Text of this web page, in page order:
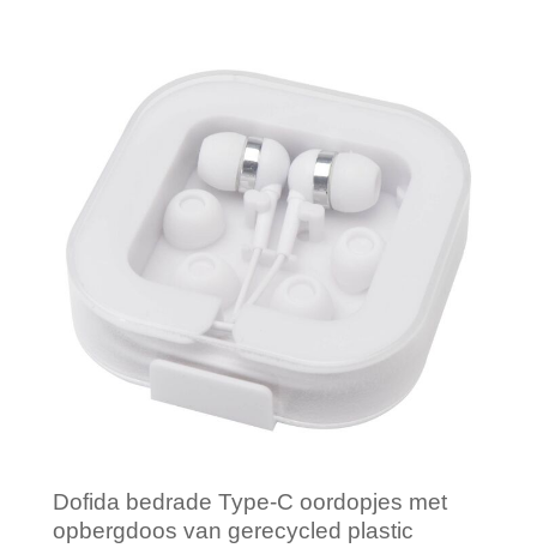
Dofida bedrade Type-C oordopjes met
opbergdoos van gerecycled plastic